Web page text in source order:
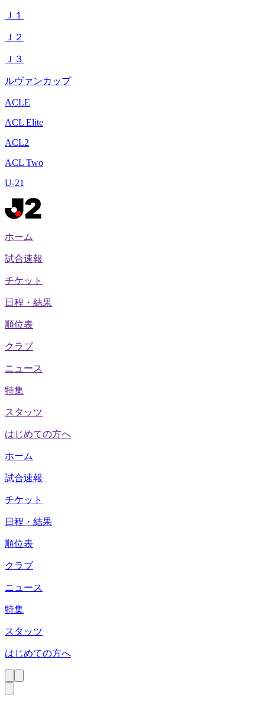
Ｊ１
Ｊ２
Ｊ３
ルヴァンカップ
ACLE
ACL Elite
ACL2
ACL Two
U-21
ホーム
試合速報
チケット
日程・結果
順位表
クラブ
ニュース
特集
スタッツ
はじめての方へ
ホーム
試合速報
チケット
日程・結果
順位表
クラブ
ニュース
特集
スタッツ
はじめての方へ